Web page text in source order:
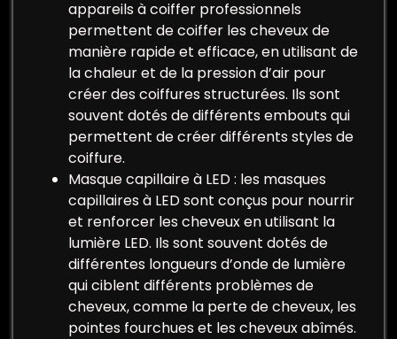
appareils à coiffer professionnels
permettent de coiffer les cheveux de
manière rapide et efficace, en utilisant de
la chaleur et de la pression d’air pour
créer des coiffures structurées. Ils sont
souvent dotés de différents embouts qui
permettent de créer différents styles de
coiffure.
Masque capillaire à LED : les masques
capillaires à LED sont conçus pour nourrir
et renforcer les cheveux en utilisant la
lumière LED. Ils sont souvent dotés de
différentes longueurs d’onde de lumière
qui ciblent différents problèmes de
cheveux, comme la perte de cheveux, les
pointes fourchues et les cheveux abîmés.